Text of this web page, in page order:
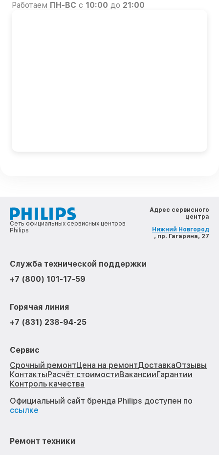
Работаем ПН-ВС с 10:00 до 21:00
Сеть официальных сервисных центров
Philips
Адрес сервисного
центра
Нижний Новгород
, пр. Гагарина, 27
Служба технической поддержки
+7 (800) 101-17-59
Горячая линия
+7 (831) 238-94-25
Сервис
Срочный ремонтЦена на ремонтДоставкаОтзывы
КонтактыРасчёт стоимостиВакансииГарантии
Контроль качества
Официальный сайт бренда Philips доступен по
ссылке
Ремонт техники